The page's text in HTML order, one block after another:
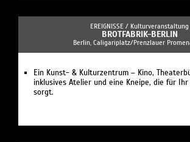
EREIGNISSE / Kulturveranstaltung
BROTFABRIK-BERLIN
Berlin, Caligariplatz/Prenzlauer
Ein Kunst- & Kulturzentrum – Kino,
inklusives Atelier und eine Kneipe, die für Ihr
sorgt.